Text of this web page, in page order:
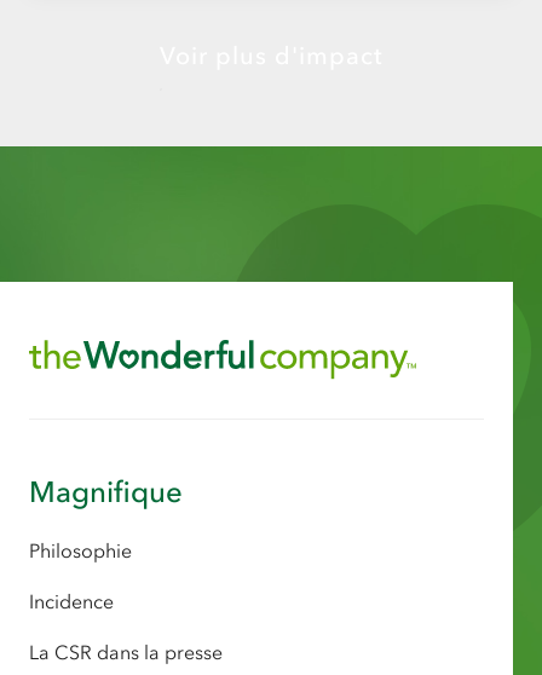
Magnifique
Philosophie
Incidence
La CSR dans la presse